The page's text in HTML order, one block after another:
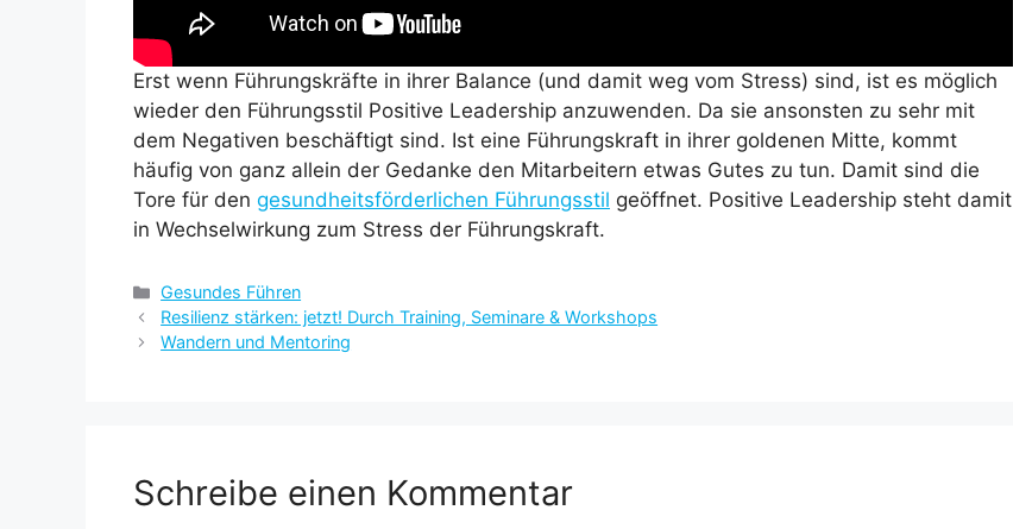
Erst wenn Führungskräfte in ihrer Balance (und damit weg vom Stress) sind, ist es möglich
wieder den Führungsstil Positive Leadership anzuwenden. Da sie ansonsten zu sehr mit
dem Negativen beschäftigt sind. Ist eine Führungskraft in ihrer goldenen Mitte, kommt
häufig von ganz allein der Gedanke den Mitarbeitern etwas Gutes zu tun. Damit sind die
Tore für den gesundheitsförderlichen Führungsstil geöffnet. Positive Leadership steht damit
in Wechselwirkung zum Stress der Führungskraft.
Kategorien
Gesundes Führen
Resilienz stärken: jetzt! Durch Training, Seminare & Workshops
Wandern und Mentoring
Schreibe einen Kommentar